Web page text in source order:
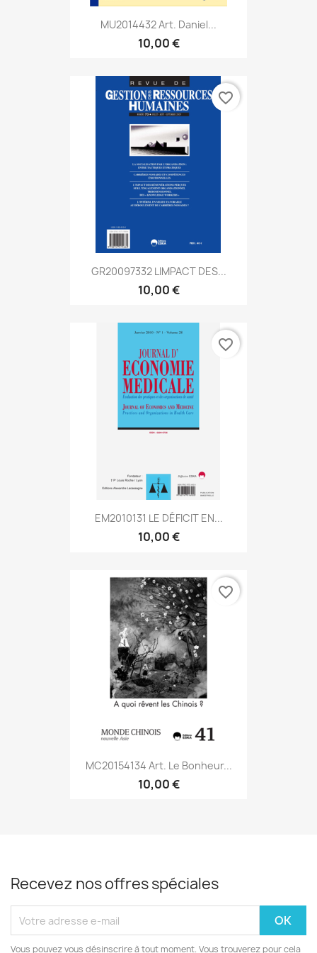
MU2014432 Art. Daniel...
10,00 €
GR20097332 LIMPACT DES...
10,00 €
favorite_border
EM2010131 LE DÉFICIT EN...
10,00 €
favorite_border
MC20154134 Art. Le Bonheur...
10,00 €
favorite_border
Recevez nos offres spéciales
Vous pouvez vous désinscrire à tout moment. Vous trouverez pour cela